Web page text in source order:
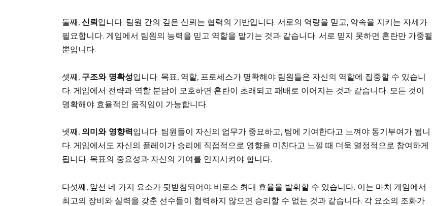
둘째, 신뢰입니다. 팀원 간의 깊은 신뢰는 협력의 기반입니다. 서로의 역량을 믿고, 약속을 지키는 자세가
필요합니다. 게임에서 팀원의 능력을 믿고 역할을 맡기는 것과 같습니다. 서로 믿지 못하면 혼란만 가중될
뿐입니다.
셋째, 구조와 명확성입니다. 목표, 역할, 프로세스가 명확해야 팀원들은 자신의 역할에 집중할 수 있습니
다. 게임에서 전략과 역할 분담이 모호하면 혼란이 초래되고 패배로 이어지는 것과 같습니다. 모든 것이
명확해야 효율적인 움직임이 가능합니다.
넷째, 의미와 영향력입니다. 팀원들이 자신의 업무가 중요하고, 팀에 기여한다고 느껴야 동기부여가 됩니
다. 게임에서도 자신의 플레이가 승리에 직접적으로 영향을 미친다고 느낄 때 더욱 열정적으로 참여하게
됩니다. 목표의 중요성과 자신의 기여를 인지시켜야 합니다.
다섯째, 앞선 네 가지 요소가 뒷받침되어야 비로소 최대 효율을 발휘할 수 있습니다. 이는 마치 게임에서
최고의 장비와 실력을 갖춘 선수들이 협력하지 않으면 승리할 수 없는 것과 같습니다. 각 요소의 조화가